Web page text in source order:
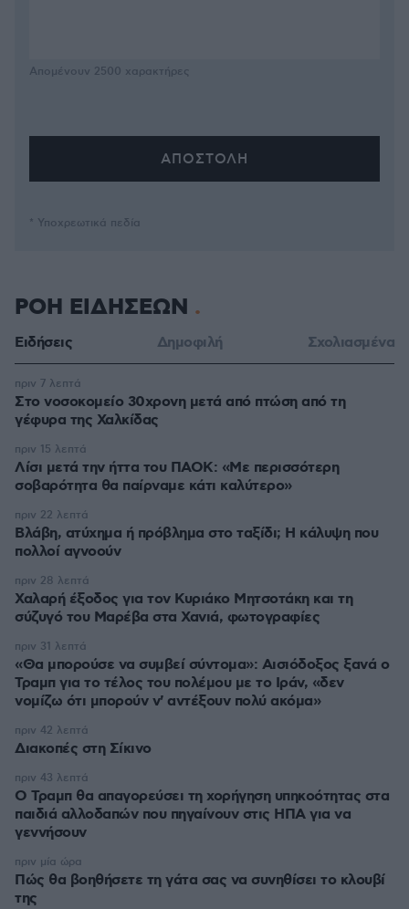
Απομένουν 2500 χαρακτήρες
* Υποχρεωτικά πεδία
ΡΟΗ ΕΙΔΗΣΕΩΝ
Ειδήσεις Δημοφιλή Σχολιασμένα
Στο νοσοκομείο 30χρονη μετά από πτώση από τη
γέφυρα της Χαλκίδας
πριν 7 λεπτά
Λίσι μετά την ήττα του ΠΑΟΚ: «Με περισσότερη
σοβαρότητα θα παίρναμε κάτι καλύτερο»
πριν 15 λεπτά
Βλάβη, ατύχημα ή πρόβλημα στο ταξίδι; Η κάλυψη που
πολλοί αγνοούν
πριν 22 λεπτά
Χαλαρή έξοδος για τον Κυριάκο Μητσοτάκη και τη
σύζυγό του Μαρέβα στα Χανιά, φωτογραφίες
πριν 28 λεπτά
«Θα μπορούσε να συμβεί σύντομα»: Αισιόδοξος ξανά ο
Τραμπ για το τέλος του πολέμου με το Ιράν, «δεν
νομίζω ότι μπορούν ν' αντέξουν πολύ ακόμα»
πριν 31 λεπτά
Διακοπές στη Σίκινο
πριν 42 λεπτά
Ο Τραμπ θα απαγορεύσει τη χορήγηση υπηκοότητας στα
παιδιά αλλοδαπών που πηγαίνουν στις ΗΠΑ για να
γεννήσουν
πριν 43 λεπτά
Πώς θα βοηθήσετε τη γάτα σας να συνηθίσει το κλουβί
της
πριν μία ώρα